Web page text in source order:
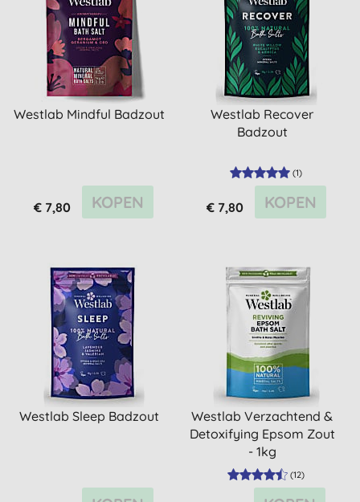
Westlab Mindful Badzout
€ 7,80 KOPEN
Westlab Recover
Badzout
(1)
€ 7,80 KOPEN
Westlab Sleep Badzout
Westlab Verzachtend &
Detoxifying Epsom Zout
- 1kg
(12)